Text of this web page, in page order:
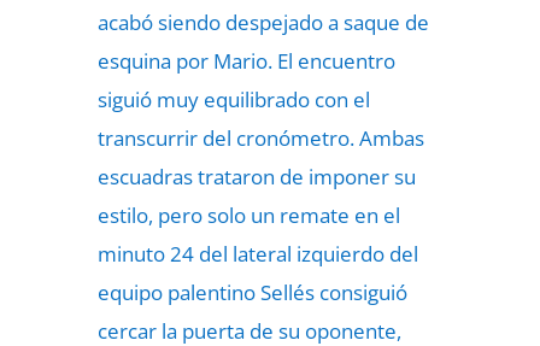
acabó siendo despejado a saque de
esquina por Mario. El encuentro
siguió muy equilibrado con el
transcurrir del cronómetro. Ambas
escuadras trataron de imponer su
estilo, pero solo un remate en el
minuto 24 del lateral izquierdo del
equipo palentino Sellés consiguió
cercar la puerta de su oponente,